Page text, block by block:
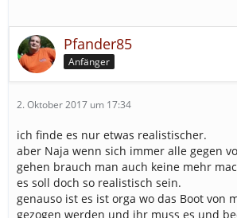
Pfander85
Anfänger
2. Oktober 2017 um 17:34
ich finde es nur etwas realistischer.
aber Naja wenn sich immer alle gegen
gehen brauch man auch keine mehr
es soll doch so realistisch sein.
genauso ist es ist orga wo das Boot von
gezogen werden und ihr muss es und